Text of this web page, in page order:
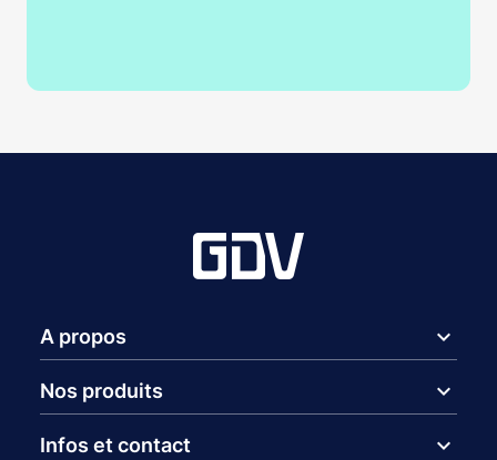
A propos expand_more
Nos produits expand_more
Infos et contact expand_more